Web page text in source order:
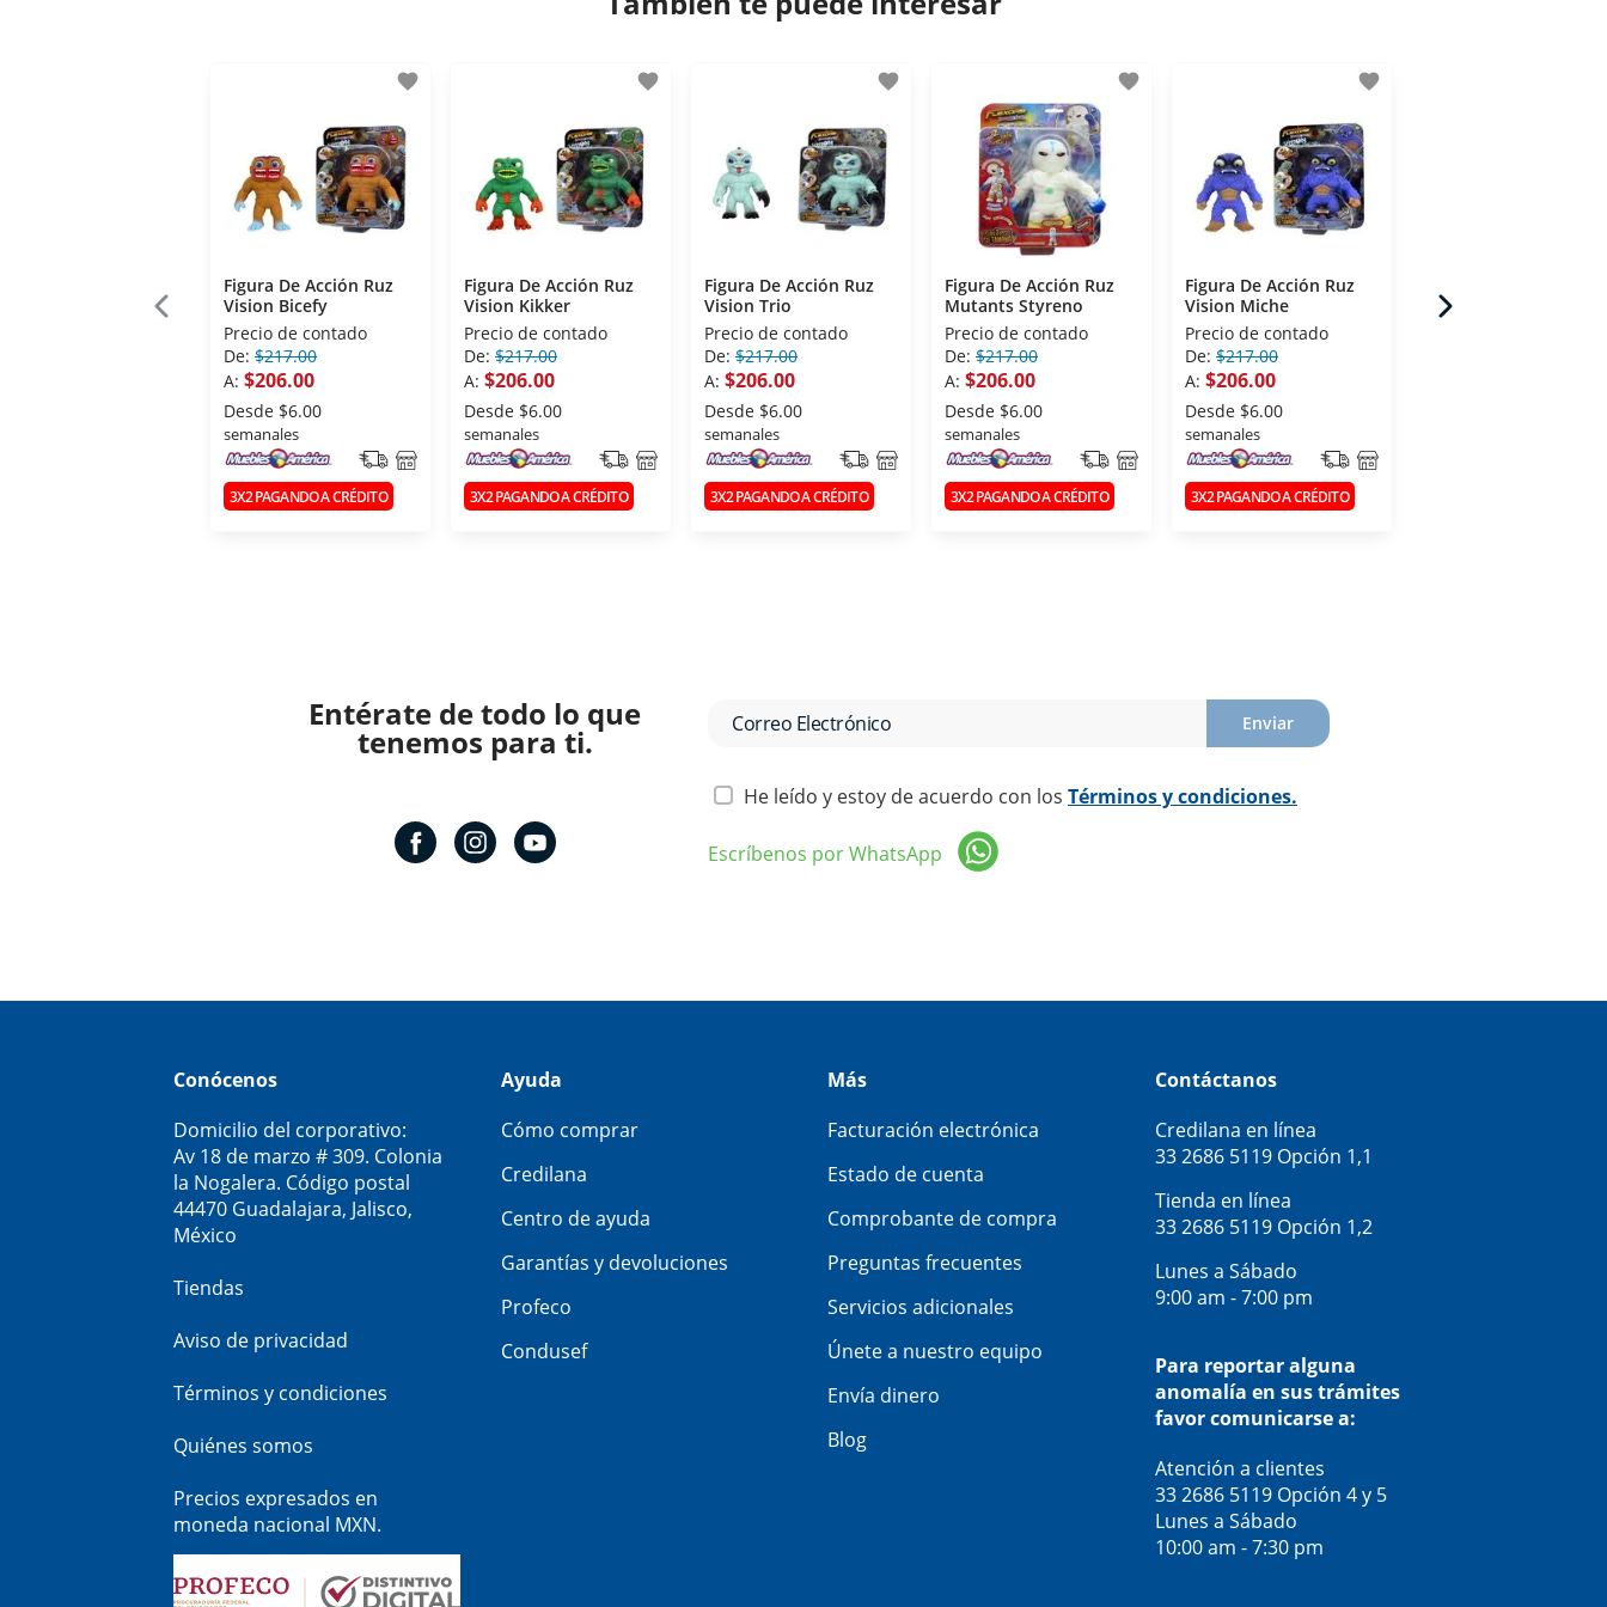
favorite
Figura De Acción Ruz
Vision Bicefy
Precio de contado
De: $217.00
A: $206.00
Desde $6.00
semanales
3X2 PAGANDO A CRÉDITO
favorite
Figura De Acción Ruz
Vision Kikker
Precio de contado
De: $217.00
A: $206.00
Desde $6.00
semanales
3X2 PAGANDO A CRÉDITO
favorite
Figura De Acción Ruz
Vision Trio
Precio de contado
De: $217.00
A: $206.00
Desde $6.00
semanales
3X2 PAGANDO A CRÉDITO
favorite
Figura De Acción Ruz
Mutants Styreno
Precio de contado
De: $217.00
A: $206.00
Desde $6.00
semanales
3X2 PAGANDO A CRÉDITO
favorite
Figura De Acción Ruz
Vision Miche
Precio de contado
De: $217.00
A: $206.00
Desde $6.00
semanales
3X2 PAGANDO A CRÉDITO
Vision Celo
Entérate de todo lo que
tenemos para ti. Enviar
He leído y estoy de acuerdo con los Términos y condiciones.
Escríbenos por WhatsApp
Conócenos
Domicilio del corporativo:
Av 18 de marzo # 309. Colonia
la Nogalera. Código postal
44470 Guadalajara, Jalisco,
México
Tiendas
Aviso de privacidad
Términos y condiciones
Quiénes somos
Precios expresados en
moneda nacional MXN.
Ayuda
Cómo comprar
Credilana
Centro de ayuda
Garantías y devoluciones
Profeco
Condusef
Más
Facturación electrónica
Estado de cuenta
Comprobante de compra
Preguntas frecuentes
Servicios adicionales
Únete a nuestro equipo
Envía dinero
Blog
Contáctanos
Credilana en línea
33 2686 5119 Opción 1,1
Tienda en línea
33 2686 5119 Opción 1,2
Lunes a Sábado
9:00 am - 7:00 pm
Para reportar alguna
anomalía en sus trámites
favor comunicarse a:
Atención a clientes
33 2686 5119 Opción 4 y 5
Lunes a Sábado
10:00 am - 7:30 pm